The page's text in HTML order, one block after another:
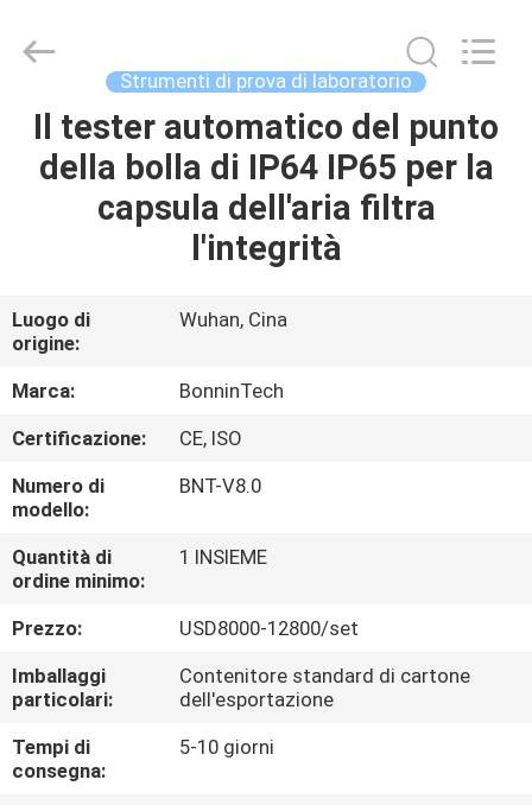
CASA
PRODOTTI
CIRCA
NOI
GIRO
DELLA
FABBRICA
CONTROLLO
DI
QUALITÀ
CONTATTICI
Kjeldahl
fornitore.
Bonnin
Strumenti di prova di laboratorio
Il tester automatico del punto
della bolla di IP64 IP65 per la
capsula dell'aria filtra
l'integrità
Luogo di
origine:
Wuhan, Cina
Marca:
BonninTech
Certificazione:
CE, ISO
Numero di
modello:
BNT-V8.0
Quantità di
ordine minimo:
1 INSIEME
Prezzo:
USD8000-12800/set
Imballaggi
particolari:
Contenitore standard di cartone
dell'esportazione
Tempi di
consegna:
5-10 giorni